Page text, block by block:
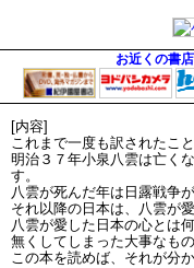
お近くの書
[内容]
これまで一度も訳されたこ
明治３７年小泉八雲は亡く
す。
八雲が死んだ年は日露戦争
それ以降の日本は、八雲が
八雲が愛した日本の心とは
無くしてしまった大事なも
この本を読めば、それが分か